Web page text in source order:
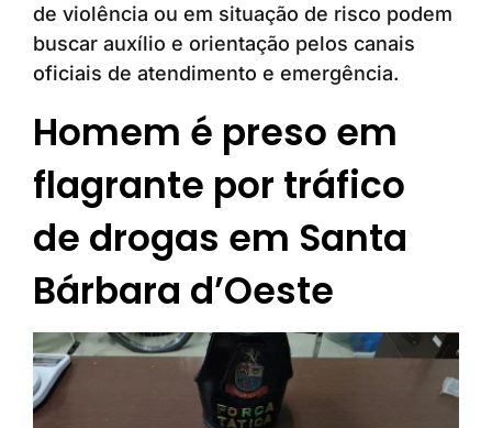
de violência ou em situação de risco podem
buscar auxílio e orientação pelos canais
oficiais de atendimento e emergência.
Homem é preso em
flagrante por tráfico
de drogas em Santa
Bárbara d’Oeste